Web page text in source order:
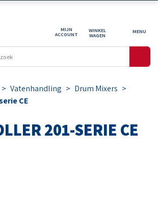
MIJN
ACCOUNT
WINKEL
WAGEN
> Vatenhandling > Drum Mixers >
CE
201-SERIE CE